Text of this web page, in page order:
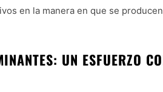
en la manera en que se
UN ESFUERZO